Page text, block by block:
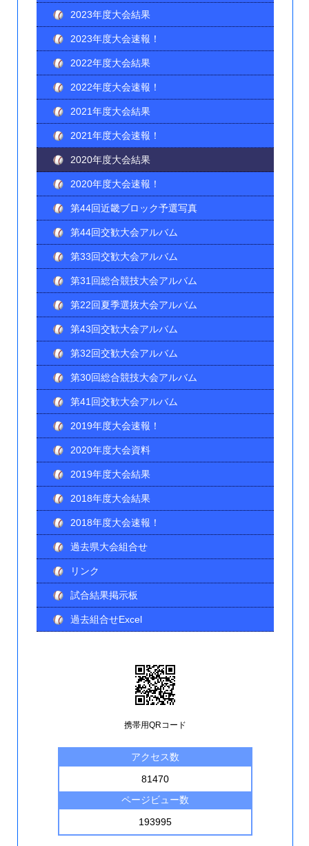
2023年度大会結果
2023年度大会速報！
2022年度大会結果
2022年度大会速報！
2021年度大会結果
2021年度大会速報！
2020年度大会結果
2020年度大会速報！
第44回近畿ブロック予選写真
第44回交歓大会アルバム
第33回交歓大会アルバム
第31回総合競技大会アルバム
第22回夏季選抜大会アルバム
第43回交歓大会アルバム
第32回交歓大会アルバム
第30回総合競技大会アルバム
第41回交歓大会アルバム
2019年度大会速報！
2020年度大会資料
2019年度大会結果
2018年度大会結果
2018年度大会速報！
過去県大会組合せ
リンク
試合結果掲示板
過去組合せExcel
携帯用QRコード
アクセス数
81470
ページビュー数
193995